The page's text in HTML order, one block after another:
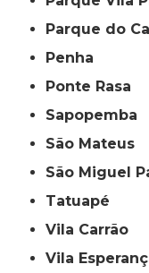
Parque do
Penha
Ponte Rasa
Sapopemba
São Mateus
São Miguel
Tatuapé
Vila Carrão
Vila